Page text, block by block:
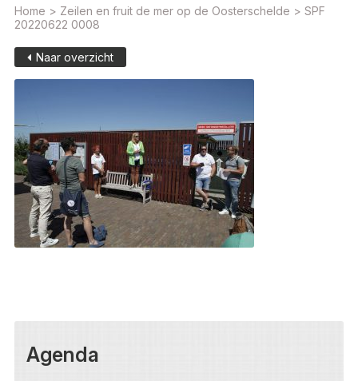
Home > Zeilen en fruit de mer op de Oosterschelde > SPF
20220622 0008
Naar overzicht
Agenda